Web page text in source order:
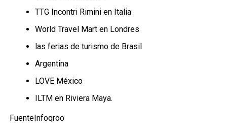
TTG Incontri Rimini en Italia
World Travel Mart en Londres
las ferias de turismo de Brasil
Argentina
LOVE México
ILTM en Riviera Maya.
FuenteInfoqroo